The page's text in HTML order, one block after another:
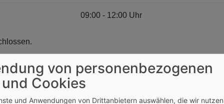
09:00 - 12:00 Uhr
von personenbezogenen
Cookies
und Anwendungen von Drittanbietern auswählen, die wir